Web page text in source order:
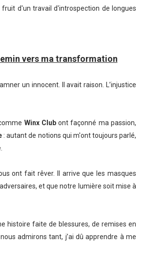
d'un travail d'introspection de longues
vers ma transformation
un innocent. Il avait raison. L’injustice
Winx Clubont façonné ma passion,
: autant de notions qui m'ont toujours parlé,
ont fait rêver. Il arrive que les masques
et que notre lumière soit mise à
histoire faite de blessures, de remises en
admirons tant, j’ai dû apprendre à me